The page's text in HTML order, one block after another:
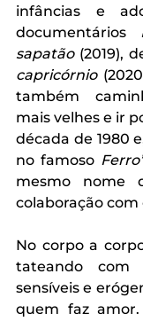
infâncias e
documentários
sapatão (2019),
capricórnio
também
mais velhes e ir
década de 1980
no famoso
mesmo nome
colaboração com
No corpo a
tateando com
sensíveis e
quem faz